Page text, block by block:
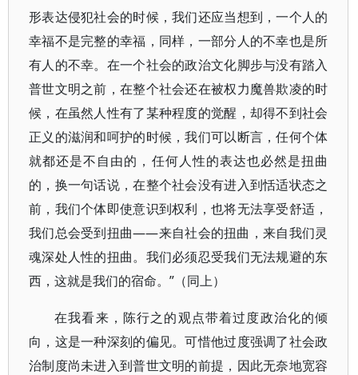
形表达侵犯社会的时候，我们还应当想到，一个人的
幸福不是完整的幸福，同样，一部分人的不幸也是所
有人的不幸。在一个社会的政治文化脚步与没有踏入
普世文明之前，在整个社会还在被权力魔兽欺凌的时
候，在虽然人性有了某种程度的觉醒，却得不到社会
正义的滋润和呵护的时候，我们可以断言，任何个体
就都还是不自由的，任何人性的表达也必然是扭曲
的，换一句话说，在整个社会没有进入到恬适状态之
前，我们个体即使意识到权利，也将无法享受舒适，
我们总会受到扭曲——来自社会的扭曲，来自我们灵
魂深处人性的扭曲。我们必须忍受我们无法规避的东
西，这就是我们的宿命。”（同上）
在我看来，陈行之的观点带着过度政治化的倾
向，这是一种深刻的偏见。可惜他过度强调了社会政
治制度尚未进入到普世文明的前提，因此无奈地宽容